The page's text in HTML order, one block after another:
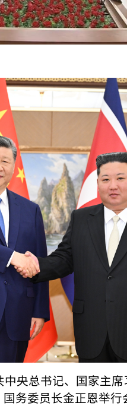
央总书记、国家主
务委员长金正恩举行